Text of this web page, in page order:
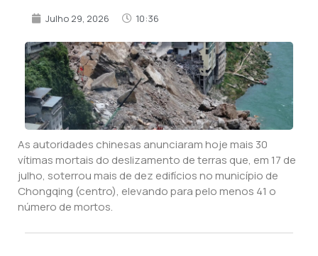
Julho 29, 2026 10:36
As autoridades chinesas anunciaram hoje mais 30
vítimas mortais do deslizamento de terras que, em 17 de
julho, soterrou mais de dez edifícios no município de
Chongqing (centro), elevando para pelo menos 41 o
número de mortos.